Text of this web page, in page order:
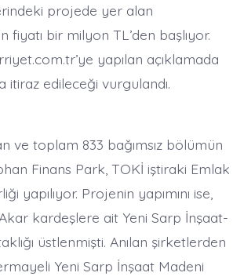
projede yer alan
fiyatı bir milyon TL’den başlıyor.
yapılan açıklamada
itiraz edileceği vurgulandı.
ve toplam 833 bağımsız bölümün
Finans Park, TOKİ iştiraki Emlak
yapılıyor. Projenin yapımını ise,
kardeşlere ait Yeni Sarp İnşaat-
üstlenmişti. Anılan şirketlerden
Yeni Sarp İnşaat Madeni